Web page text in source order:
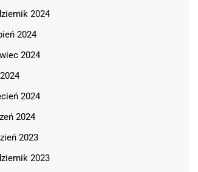
2024
2024
2024
2024
2024
2023
2023